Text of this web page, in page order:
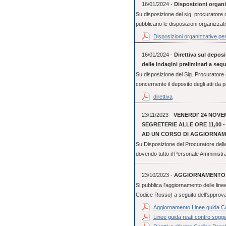
16/01/2024 - Disposizioni
Su disposizione del sig. procuratore
pubblicano le disposizioni
Disposizioni organizzative
16/01/2024 - Direttiva sul
delle indagini preliminari a
Su disposizione del Sig.
concernente il deposito degli atti da
direttiva
23/11/2023 - VENERDI' 24
SEGRETERIE ALLE ORE 11,00
AD UN CORSO DI
Su Disposizione del Procuratore
dovendo tutto il Personale
23/10/2023 -
Si pubblica l'aggiornamento delle
Codice Rosso) a seguito
Aggiornamento Linee guida
Linee guida reati contro